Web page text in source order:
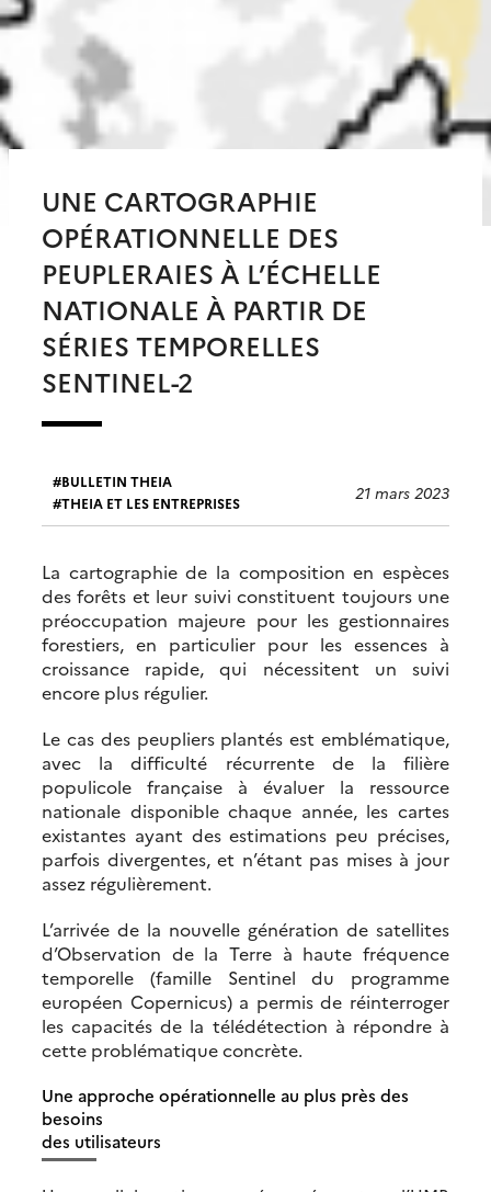
UNE CARTOGRAPHIE
OPÉRATIONNELLE DES
PEUPLERAIES À L’ÉCHELLE
NATIONALE À PARTIR DE
SÉRIES TEMPORELLES
SENTINEL-2
BULLETIN THEIA
THEIA ET LES ENTREPRISES
21 mars 2023
La cartographie de la composition en espèces
des forêts et leur suivi constituent toujours une
préoccupation majeure pour les gestionnaires
forestiers, en particulier pour les essences à
croissance rapide, qui nécessitent un suivi
encore plus régulier.
Le cas des peupliers plantés est emblématique,
avec la difficulté récurrente de la filière
populicole française à évaluer la ressource
nationale disponible chaque année, les cartes
existantes ayant des estimations peu précises,
parfois divergentes, et n’étant pas mises à jour
assez régulièrement.
L’arrivée de la nouvelle génération de satellites
d’Observation de la Terre à haute fréquence
temporelle (famille Sentinel du programme
européen Copernicus) a permis de réinterroger
les capacités de la télédétection à répondre à
cette problématique concrète.
Une approche opérationnelle au plus près des
besoins
des utilisateurs